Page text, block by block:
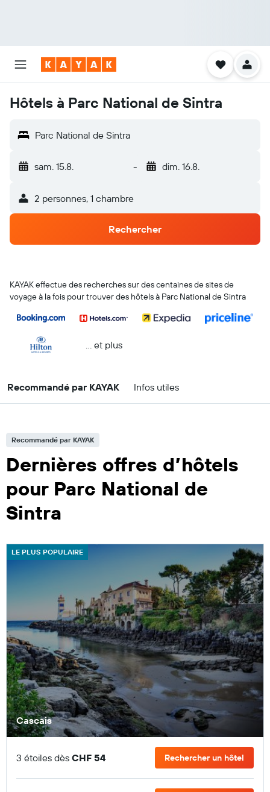
Hôtels à Parc National de Sintra
Parc National de Sintra
sam. 15.8. - dim. 16.8.
2 personnes, 1 chambre
Rechercher
KAYAK effectue des recherches sur des centaines de sites de
voyage à la fois pour trouver des hôtels à Parc National de Sintra
… et plus
Recommandé par KAYAK Infos utiles
Recommandé par KAYAK
Dernières offres d’hôtels
pour Parc National de
Sintra
LE PLUS POPULAIRE
Cascais
3 étoiles dès CHF 54 Rechercher un hôtel